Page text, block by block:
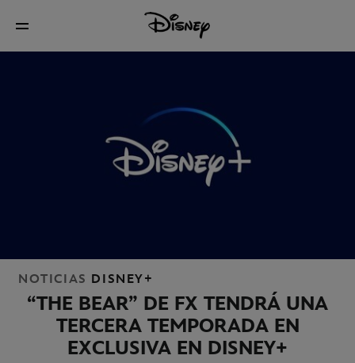
NOTICIAS DISNEY+
“THE BEAR” DE FX TENDRÁ UNA
TERCERA TEMPORADA EN
EXCLUSIVA EN DISNEY+